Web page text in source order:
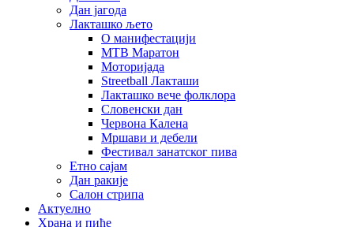
Дан јагода
Лакташко љето
О манифестацији
MTB Маратон
Моторијада
Streetball Лакташи
Лакташко вече фолклора
Словенски дан
Червона Калена
Мршави и дебели
Фестивал занатског пива
Етно сајам
Дан ракије
Салон стрипа
Актуелно
Храна и пиће